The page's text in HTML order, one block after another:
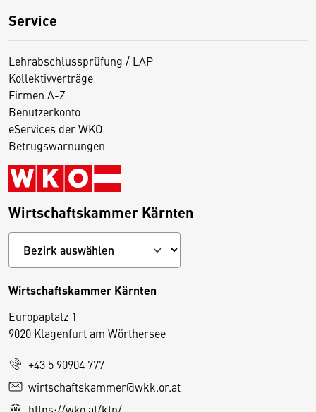
Service
Lehrabschlussprüfung / LAP
Kollektivverträge
Firmen A-Z
Benutzerkonto
eServices der WKO
Betrugswarnungen
Wirtschaftskammer Kärnten
Wirtschaftskammer Kärnten
Europaplatz 1
9020 Klagenfurt am Wörthersee
+43 5 90904 777
wirtschaftskammer@wkk.or.at
D